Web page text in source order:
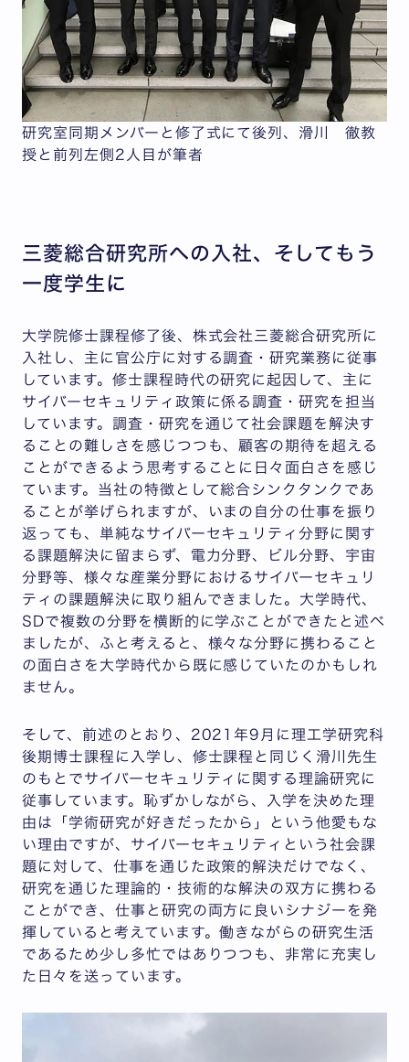
研究室同期メンバーと修了式にて後列、滑川 徹教
授と前列左側2人目が筆者
三菱総合研究所への入社、そしてもう
一度学生に
大学院修士課程修了後、株式会社三菱総合研究所に
入社し、主に官公庁に対する調査・研究業務に従事
しています。修士課程時代の研究に起因して、主に
サイバーセキュリティ政策に係る調査・研究を担当
しています。調査・研究を通じて社会課題を解決す
ることの難しさを感じつつも、顧客の期待を超える
ことができるよう思考することに日々面白さを感じ
ています。当社の特徴として総合シンクタンクであ
ることが挙げられますが、いまの自分の仕事を振り
返っても、単純なサイバーセキュリティ分野に関す
る課題解決に留まらず、電力分野、ビル分野、宇宙
分野等、様々な産業分野におけるサイバーセキュリ
ティの課題解決に取り組んできました。大学時代、
SDで複数の分野を横断的に学ぶことができたと述べ
ましたが、ふと考えると、様々な分野に携わること
の面白さを大学時代から既に感じていたのかもしれ
ません。
そして、前述のとおり、2021年9月に理工学研究科
後期博士課程に入学し、修士課程と同じく滑川先生
のもとでサイバーセキュリティに関する理論研究に
従事しています。恥ずかしながら、入学を決めた理
由は「学術研究が好きだったから」という他愛もな
い理由ですが、サイバーセキュリティという社会課
題に対して、仕事を通じた政策的解決だけでなく、
研究を通じた理論的・技術的な解決の双方に携わる
ことができ、仕事と研究の両方に良いシナジーを発
揮していると考えています。働きながらの研究生活
であるため少し多忙ではありつつも、非常に充実し
た日々を送っています。